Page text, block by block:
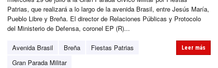
Patrias, que realizará a lo largo de la avenida Brasil, entre Jesús María,
Pueblo Libre y Breña. El director de Relaciones Públicas y Protocolo
del Ministerio de Defensa, coronel EP (R)...
Avenida Brasil Breña
Fiestas Patrias
Gran Parada Militar
Leer más